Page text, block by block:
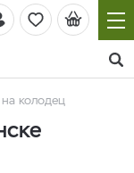
колодец